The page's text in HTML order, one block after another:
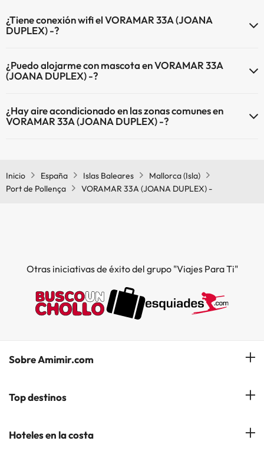
¿Tiene conexión wifi el VORAMAR 33A (JOANA
DUPLEX) -?
¿Puedo alojarme con mascota en VORAMAR 33A
(JOANA DUPLEX) -?
¿Hay aire acondicionado en las zonas comunes en
VORAMAR 33A (JOANA DUPLEX) -?
Inicio
España Islas Baleares
Mallorca (Isla)
Port de Pollença
VORAMAR 33A (JOANA DUPLEX) -
Otras iniciativas de éxito del grupo "Viajes Para Ti"
Sobre Amimir.com
¿Quiénes somos?
Gestionar mi reserva
Top destinos
Hoteles en Salou
Hoteles en la costa